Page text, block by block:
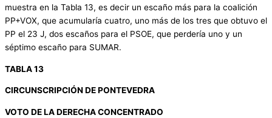
muestra en la Tabla 13, es decir un escaño más para la coalición
PP+VOX, que acumularía cuatro, uno más de los tres que obtuvo el
PP el 23 J, dos escaños para el PSOE, que perdería uno y un
séptimo escaño para SUMAR.
TABLA 13
CIRCUNSCRIPCIÓN DE PONTEVEDRA
VOTO DE LA DERECHA CONCENTRADO